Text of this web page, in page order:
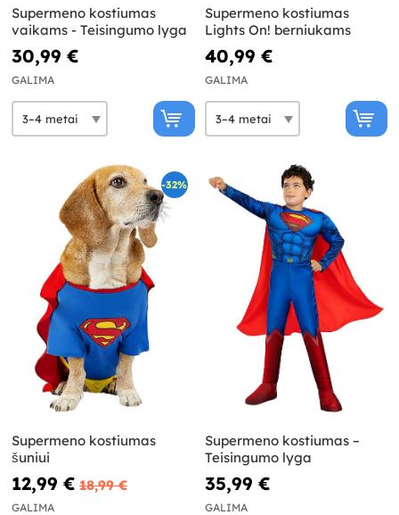
Supermeno kostiumas
vaikams - Teisingumo lyga
30,99 €
GALIMA
Supermeno kostiumas
Lights On! berniukams
40,99 €
GALIMA
-32%
Supermeno kostiumas
šuniui
12,99 € 18,99 €
GALIMA
Supermeno kostiumas –
Teisingumo lyga
35,99 €
GALIMA